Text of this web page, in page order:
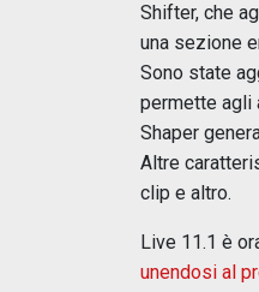
Shifter, che
una sezione
Sono state
permette agli
Shaper
Altre
clip e altro.
Live 11.1 è
unendosi al